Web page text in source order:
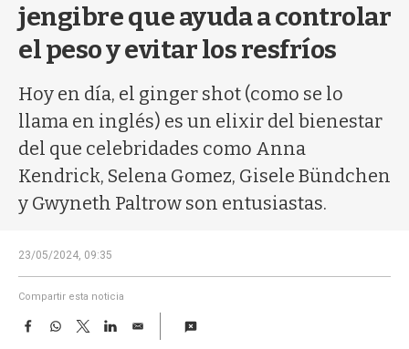
�
jengibre que ayuda a controlar
el peso y evitar los resfríos
Hoy en día, el ginger shot (como se lo
llama en inglés) es un elixir del bienestar
del que celebridades como Anna
Kendrick, Selena Gomez, Gisele Bündchen
y Gwyneth Paltrow son entusiastas.
23/05/2024, 09:35
Compartir esta noticia
F
W
T
w
L
E